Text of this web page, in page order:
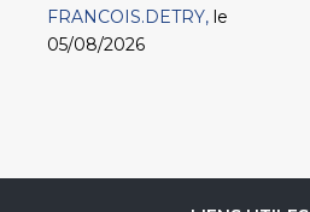
FRANCOIS.DETRY le
05/08/2026